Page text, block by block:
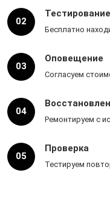
02
Тестирование
Бесплатно
03
Оповещение
Согласуем
04
Ремонтируем с
05
Проверка
Тестируем